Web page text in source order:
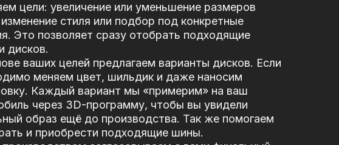
цели: увеличение или уменьшение размеров
изменение стиля или подбор под конкретные
Это позволяет сразу отобрать подходящие
дисков.
ваших целей предлагаем варианты дисков. Если
меняем цвет, шильдик и даже наносим
Каждый вариант мы «примерим» на ваш
через 3D-программу, чтобы вы увидели
образ ещё до производства. Так же помогаем
и приобрести подходящие шины.